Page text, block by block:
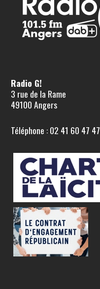
Radio G!
3 rue de la Rame
49100 Angers
Téléphone : 02 41 60 47 47